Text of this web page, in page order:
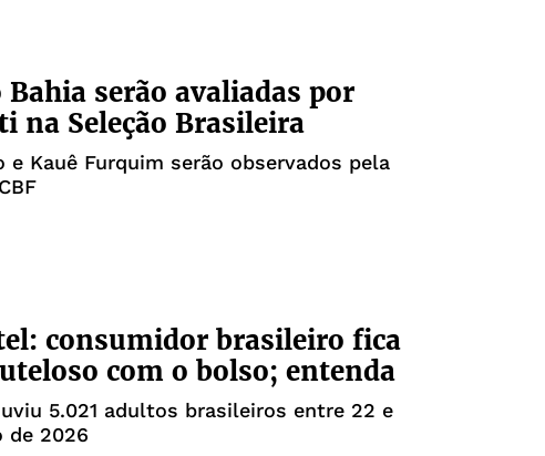
Bahia serão avaliadas por
na Seleção Brasileira
e Kauê Furquim serão observados pela
consumidor brasileiro fica
com o bolso; entenda
5.021 adultos brasileiros entre 22 e
de 2026